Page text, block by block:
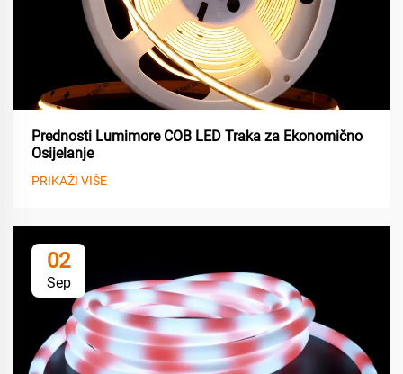
Prednosti Lumimore COB LED Traka za Ekonomično
Osijelanje
PRIKAŽI VIŠE
02
Sep